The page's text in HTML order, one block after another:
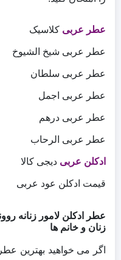
عطر عربی کلاسیک
عطر عربی شیخ الشیوخ
عطر عربی سلطان
عطر عربی اجمل
عطر عربی درهم
عطر عربی الرحاب
ادکلن عربی دیجی کالا
قیمت ادکلن عود عربی
عطر ادکلن لامور زنانه
زنان و خانم ها
اگر می خواهید بهترین